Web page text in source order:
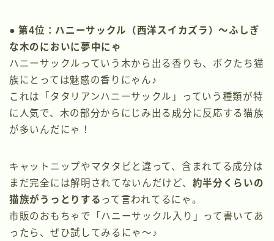
● 第4位：ハニーサックル（西洋スイカズラ）〜ふしぎ
な木のにおいに夢中にゃ
ハニーサックルっていう木から出る香りも、ボクたち猫
族にとっては魅惑の香りにゃん♪
これは「タタリアンハニーサックル」っていう種類が特
に人気で、木の部分からにじみ出る成分に反応する猫族
が多いんだにゃ！
キャットニップやマタタビと違って、含まれてる成分は
まだ完全には解明されてないんだけど、 約半分くらいの
猫族がうっとりする って言われてるにゃ。
市販のおもちゃで「ハニーサックル入り」って書いてあ
ったら、ぜひ試してみるにゃ〜♪